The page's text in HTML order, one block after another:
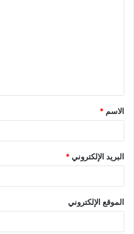
الاسم *
البريد الإلكتروني*
الموقع الإلكتروني